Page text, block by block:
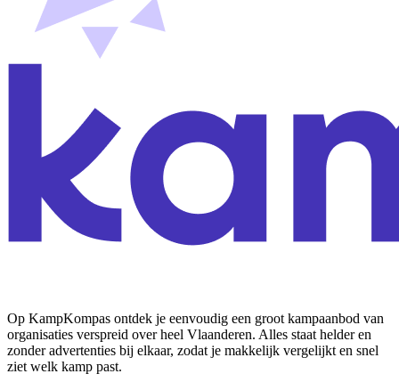
Op KampKompas ontdek je eenvoudig een groot kampaanbod van
organisaties verspreid over heel Vlaanderen. Alles staat helder en
zonder advertenties bij elkaar, zodat je makkelijk vergelijkt en snel
ziet welk kamp past.